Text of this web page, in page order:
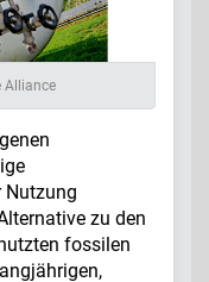
Alliance
Nutzung
zu den
fossilen